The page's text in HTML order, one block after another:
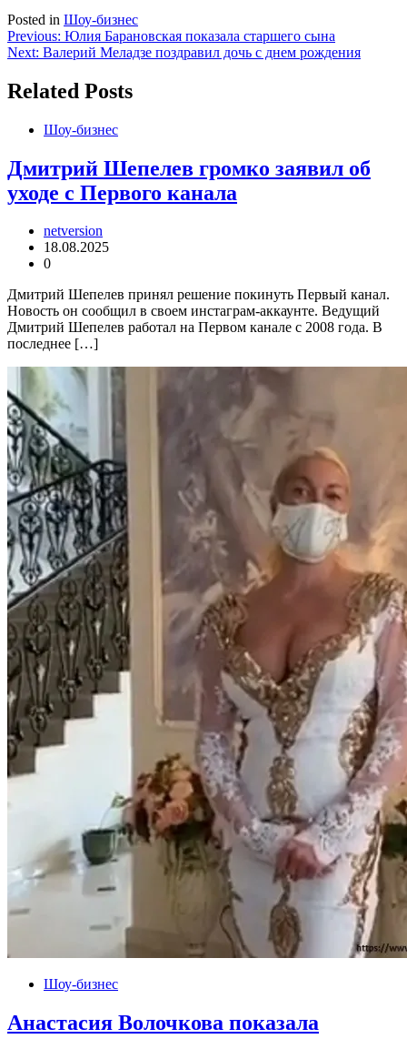
Posted in Шоу-бизнес
Навигация
по
записям
Previous: Юлия Барановская показала старшего сына
Next: Валерий Меладзе поздравил дочь с днем рождения
Related Posts
Шоу-бизнес
Дмитрий Шепелев громко заявил об
уходе с Первого канала
netversion
18.08.2025
0
Дмитрий Шепелев принял решение покинуть Первый канал.
Новость он сообщил в своем инстаграм-аккаунте. Ведущий
Дмитрий Шепелев работал на Первом канале с 2008 года. В
последнее […]
Шоу-бизнес
Анастасия Волочкова показала